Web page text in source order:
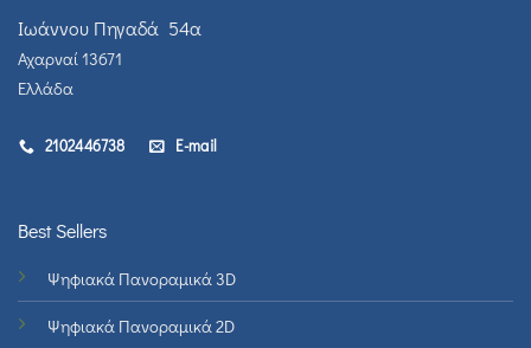
Ιωάννου Πηγαδά 54α
Αχαρναί 13671
Ελλάδα
2102446738 E-mail
Best Sellers
Ψηφιακά Πανοραμικά 3D
Ψηφιακά Πανοραμικά 2D